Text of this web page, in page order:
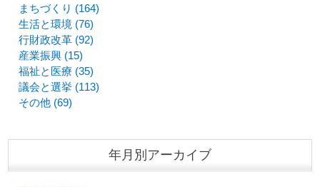
まちづくり (164)
生活と環境 (76)
行財政改革 (92)
産業振興 (15)
福祉と医療 (35)
議会と選挙 (113)
その他 (69)
年月別アーカイブ